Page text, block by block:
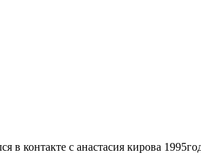
контакте с анастасия кирова